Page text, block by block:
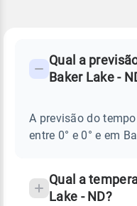
PREVISÃO
TEMPO
Perguntas
sobre
chuva
temperatura
Qual a
Baker Lake -
A previsão do
entre 0° e 0° e em
Qual a
Lake - ND?